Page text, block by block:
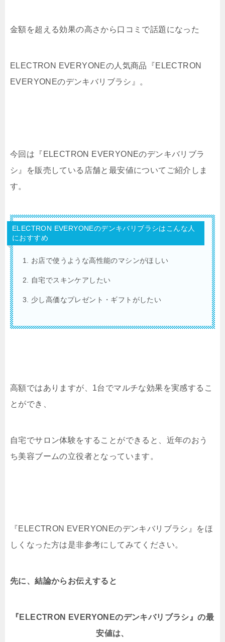
金額を超える効果の高さから口コミで話題になった
ELECTRON EVERYONEの人気商品
『ELECTRON
EVERYONEのデンキバリブラシ』。
今回は『ELECTRON EVERYONEのデンキバリブラ
シ』を販売している店舗と最安値についてご紹介しま
す。
ELECTRON EVERYONEのデンキバリブラシはこんな人
におすすめ
お店で使うような高性能のマシンがほしい
自宅でスキンケアしたい
少し高価なプレゼント・ギフトがしたい
高額ではありますが、1台でマルチな効果を実感するこ
とができ、
自宅でサロン体験をすることができると、近年のおう
ち美容ブームの立役者となっています。
『ELECTRON EVERYONEのデンキバリブラシ』をほ
しくなった方は是非参考にしてみてください。
先に、結論からお伝えすると
『ELECTRON EVERYONEのデンキバリブラシ』の最
安値は、